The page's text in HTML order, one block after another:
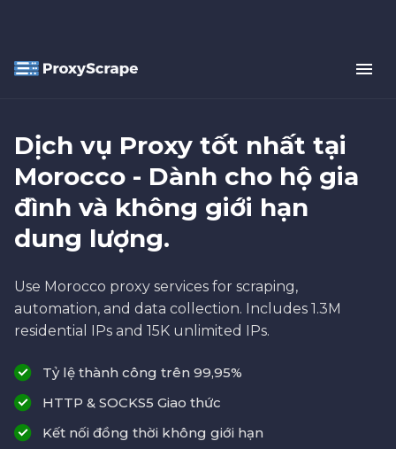
Dịch vụ Proxy tốt nhất tại
Morocco - Dành cho hộ gia
đình và không giới hạn
dung lượng.
Use Morocco proxy services for scraping,
automation, and data collection. Includes 1.3M
residential IPs and 15K unlimited IPs.
Tỷ lệ thành công trên 99,95%
HTTP & SOCKS5 Giao thức
Kết nối đồng thời không giới hạn